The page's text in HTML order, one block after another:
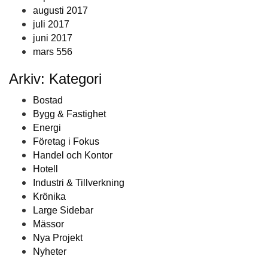
augusti 2017
juli 2017
juni 2017
mars 556
Arkiv: Kategori
Bostad
Bygg & Fastighet
Energi
Företag i Fokus
Handel och Kontor
Hotell
Industri & Tillverkning
Krönika
Large Sidebar
Mässor
Nya Projekt
Nyheter